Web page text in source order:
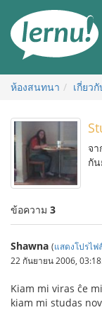
สารบัญ
ห้องสนทนา เกี่ยว
จา
กั
ข้อความ 3
Shawna (แสดงโปรไฟ
22 กันยายน 2006,
Kiam mi viras ĉe
kiam mi studas